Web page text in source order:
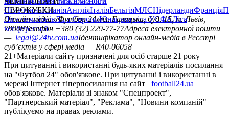
НімеччинаІспаніяАнгліяІталіяБельгіяМЛСНідерландиФранція
ЄВРОКУБКИ
Ліга чемпіонівЛіга ЄвропиЮнацька ліга УЄФАЛіга
конференцій
Онлайн-медіа «Футбол 24»пл. Галицька, буд. 15, м. Львів,
79008Телефон +380 (32) 229-77-77Адреса електронної пошти
— legal@24tv.com.uaІдентифікатор онлайн-медіа в Реєстрі
суб’єктів у сфері медіа — R40-06058
21+Матеріали сайту призначені для осіб старше 21 року
При цитуванні і використанні будь-яких матеріалів посилання
на "Футбол 24" обов'язкове. При цитуванні і використанні в
мережі Інтернет гіперпосилання на сайт
football24.ua
обов'язкове. Матеріали зі знаком "Спецпроект",
"Партнерський матеріал", "Реклама", "Новини компаній"
публікуємо на правах реклами.